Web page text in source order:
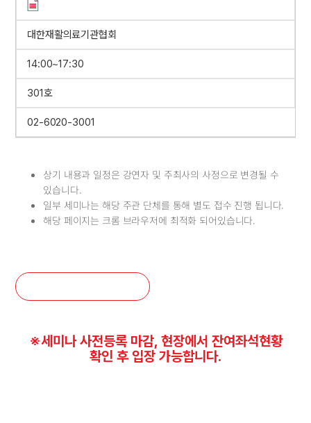
대한재활의료기관협회
14:00~17:30
301호
02-6020-3001
상기 내용과 일정은 강연자 및 주최사의 사정으로 변경될 수
있습니다.
일부 세미나는 해당 주관 단체를 통해 별도 접수 진행 됩니다.
해당 페이지는 크롬 브라우저에 최적화 되어있습니다.
※세미나 사전등록 마감, 현장에서 잔여좌석현황
확인 후 입장 가능합니다.